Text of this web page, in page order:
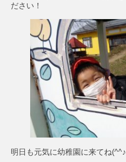
ださい！
明日も元気に幼稚園に来てね(^^♪